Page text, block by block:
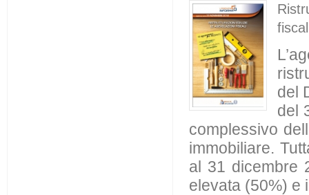
del
del
complessivo
immobiliare.
al 31 dicembre
elevata (50%) e